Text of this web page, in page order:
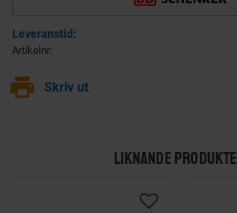
Artikelnr
print Skriv ut
LIKNANDE